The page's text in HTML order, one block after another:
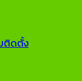
ติดตั้ง